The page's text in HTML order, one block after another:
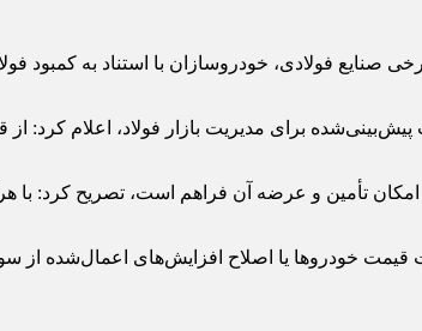
فولادی، خودروسازان با استناد به کمبود
برای مدیریت بازار فولاد، اعلام کرد:
امکان تأمین و عرضه آن فراهم است، تصریح
قیمت خودروها یا اصلاح افزایش‌های